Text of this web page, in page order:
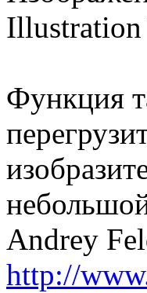
Illustration
Функция
Andrey
http://